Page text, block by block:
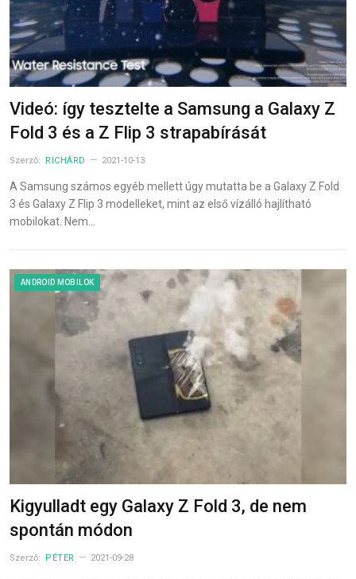
Videó: így tesztelte a Samsung a Galaxy Z
Fold 3 és a Z Flip 3 strapabírását
Szerző: RICHÁRD 2021-10-13
A Samsung számos egyéb mellett úgy mutatta be a Galaxy Z Fold
3 és Galaxy Z Flip 3 modelleket, mint az első vízálló hajlítható
mobilokat. Nem…
ANDROID MOBILOK
Kigyulladt egy Galaxy Z Fold 3, de nem
spontán módon
Szerző: PÉTER 2021-09-28